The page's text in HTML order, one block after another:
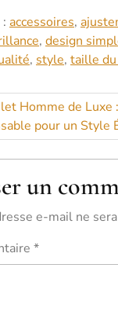
accessoires,
, design
, style, taille
Homme de Luxe
pour un Style
un
e-mail ne
*